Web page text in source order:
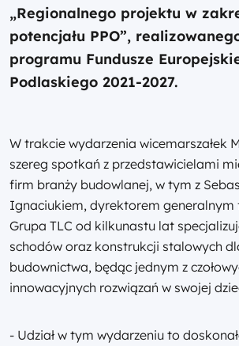
„Regionalnego projektu w
potencjału PPO”,
programu Fundusze
Podlaskiego 2021-2027.
W trakcie wydarzenia wicemarszałek
szereg spotkań z przedstawicielami
firm branży budowlanej, w tym z
Ignaciukiem, dyrektorem generalnym
Grupa TLC od kilkunastu lat
schodów oraz konstrukcji stalowych
budownictwa, będąc jednym z
innowacyjnych rozwiązań w swojej
- Udział w tym wydarzeniu to